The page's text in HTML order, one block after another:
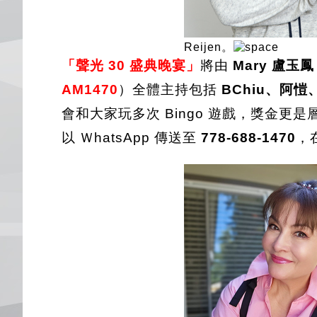
Reijen。
「聲光 30 盛典晚宴」 將由 Mary 盧玉鳳
AM1470 ）全體主持包括 BChiu、阿愷
會和大家玩多次 Bingo 遊戲，獎金更是
以 ＷhatsApp 傳送至 778-688-1470